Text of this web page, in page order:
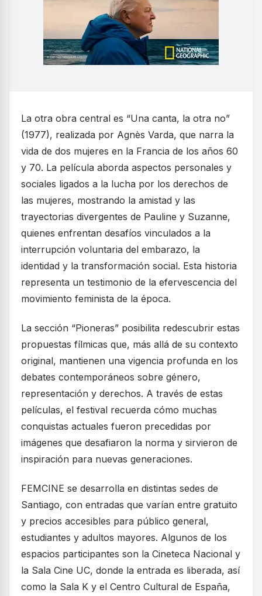
La otra obra central es “Una canta, la otra no”
(1977), realizada por Agnès Varda, que narra la
vida de dos mujeres en la Francia de los años 60
y 70. La película aborda aspectos personales y
sociales ligados a la lucha por los derechos de
las mujeres, mostrando la amistad y las
trayectorias divergentes de Pauline y Suzanne,
quienes enfrentan desafíos vinculados a la
interrupción voluntaria del embarazo, la
identidad y la transformación social. Esta historia
representa un testimonio de la efervescencia del
movimiento feminista de la época.
La sección “Pioneras” posibilita redescubrir estas
propuestas fílmicas que, más allá de su contexto
original, mantienen una vigencia profunda en los
debates contemporáneos sobre género,
representación y derechos. A través de estas
películas, el festival recuerda cómo muchas
conquistas actuales fueron precedidas por
imágenes que desafiaron la norma y sirvieron de
inspiración para nuevas generaciones.
FEMCINE se desarrolla en distintas sedes de
Santiago, con entradas que varían entre gratuito
y precios accesibles para público general,
estudiantes y adultos mayores. Algunos de los
espacios participantes son la Cineteca Nacional y
la Sala Cine UC, donde la entrada es liberada, así
como la Sala K y el Centro Cultural de España,